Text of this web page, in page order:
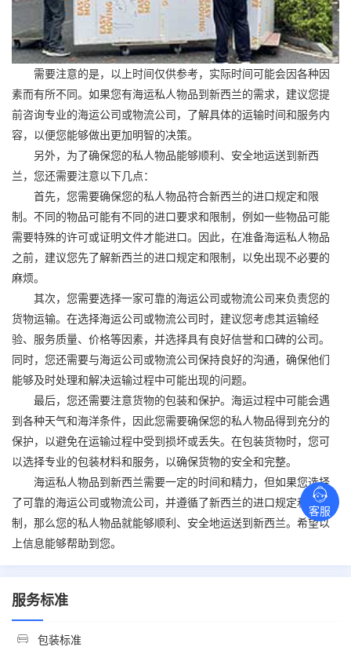
需要注意的是，以上时间仅供参考，实际时间可能会因各种因
素而有所不同。如果您有海运私人物品到新西兰的需求，建议您提
前咨询专业的海运公司或物流公司，了解具体的运输时间和服务内
容，以便您能够做出更加明智的决策。
另外，为了确保您的私人物品能够顺利、安全地运送到新西
兰，您还需要注意以下几点：
首先，您需要确保您的私人物品符合新西兰的进口规定和限
制。不同的物品可能有不同的进口要求和限制，例如一些物品可能
需要特殊的许可或证明文件才能进口。因此，在准备海运私人物品
之前，建议您先了解新西兰的进口规定和限制，以免出现不必要的
麻烦。
其次，您需要选择一家可靠的海运公司或物流公司来负责您的
货物运输。在选择海运公司或物流公司时，建议您考虑其运输经
验、服务质量、价格等因素，并选择具有良好信誉和口碑的公司。
同时，您还需要与海运公司或物流公司保持良好的沟通，确保他们
能够及时处理和解决运输过程中可能出现的问题。
最后，您还需要注意货物的包装和保护。海运过程中可能会遇
到各种天气和海洋条件，因此您需要确保您的私人物品得到充分的
保护，以避免在运输过程中受到损坏或丢失。在包装货物时，您可
以选择专业的包装材料和服务，以确保货物的安全和完整。
海运私人物品到新西兰需要一定的时间和精力，但如果您选择
了可靠的海运公司或物流公司，并遵循了新西兰的进口规定和限
制，那么您的私人物品就能够顺利、安全地运送到新西兰。希望以
上信息能够帮助到您。
服务标准
包装标准
客服